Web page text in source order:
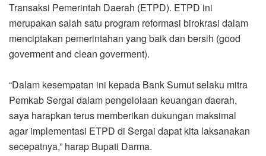
Transaksi Pemerintah Daerah (ETPD). ETPD ini
merupakan salah satu program reformasi birokrasi dalam
menciptakan pemerintahan yang baik dan bersih (good
goverment and clean goverment).
“Dalam kesempatan ini kepada Bank Sumut selaku mitra
Pemkab Sergai dalam pengelolaan keuangan daerah,
saya harapkan terus memberikan dukungan maksimal
agar implementasi ETPD di Sergai dapat kita laksanakan
secepatnya,” harap Bupati Darma.